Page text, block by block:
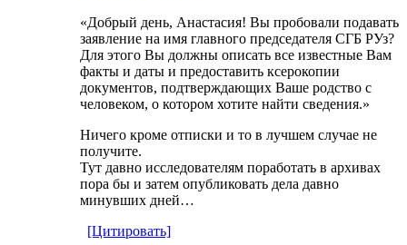
«Добрый день, Анастасия! Вы пробовали подавать
заявление на имя главного председателя СГБ РУз?
Для этого Вы должны описать все известные Вам
факты и даты и предоставить ксерокопии
документов, подтверждающих Ваше родство с
человеком, о котором хотите найти сведения.»
Ничего кроме отписки и то в лучшем случае не
получите.
Тут давно исследователям поработать в архивах
пора бы и затем опубликовать дела давно
минувших дней…
[Цитировать]